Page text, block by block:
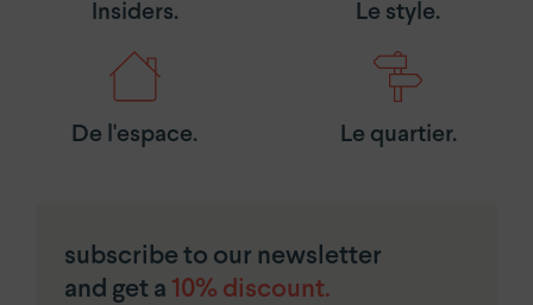
Insiders. Le style.
De l'espace. Le quartier.
subscribe to our newsletter
and get a 10% discount.